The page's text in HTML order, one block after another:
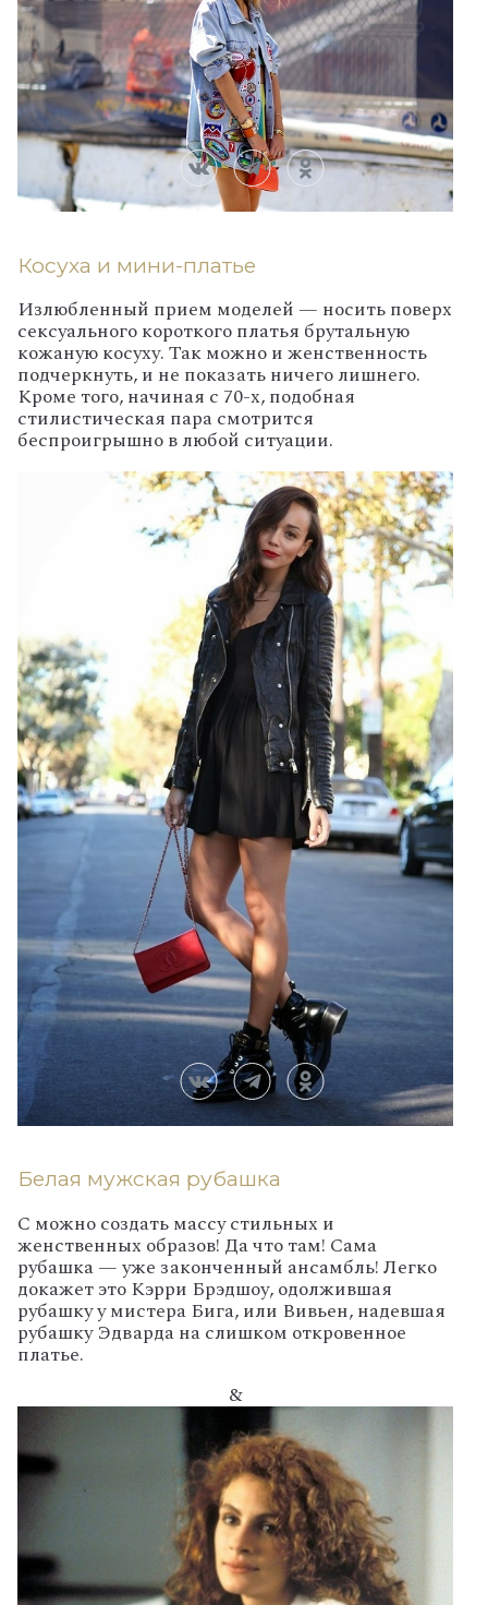
Косуха и мини-платье
Излюбленный прием моделей — носить поверх
сексуального короткого платья брутальную
кожаную косуху. Так можно и женственность
подчеркнуть, и не показать ничего лишнего.
Кроме того, начиная с 70-х, подобная
стилистическая пара смотрится
беспроигрышно в любой ситуации.
Белая мужская рубашка
С можно создать массу стильных и
женственных образов! Да что там! Сама
рубашка — уже законченный ансамбль! Легко
докажет это Кэрри Брэдшоу, одолжившая
рубашку у мистера Бига, или Вивьен, надевшая
рубашку Эдварда на слишком откровенное
платье.
&